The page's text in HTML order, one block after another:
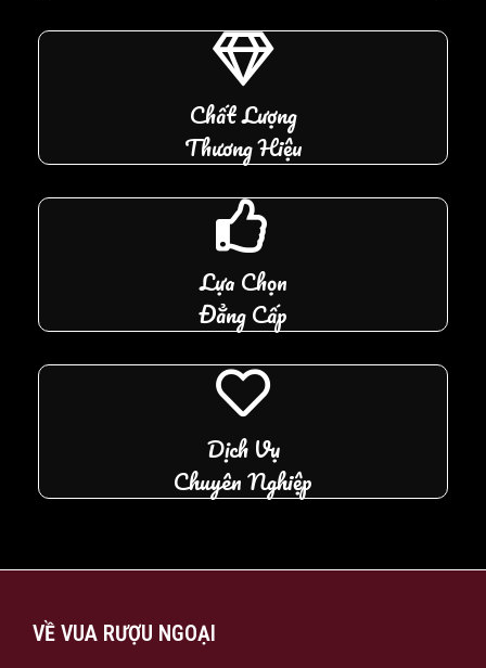
Chất Lượng
Thương Hiệu
Lựa Chọn
Đẳng Cấp
Dịch Vụ
Chuyên Nghiệp
VỀ VUA RƯỢU NGOẠI